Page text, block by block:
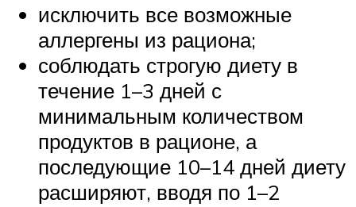
исключить все возможные
аллергены из рациона;
соблюдать строгую диету в
течение 1–3 дней с
минимальным количеством
продуктов в рационе, а
последующие 10–14 дней диету
расширяют, вводя по 1–2